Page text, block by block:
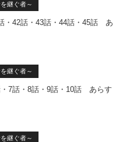
継ぐ者～
・42話・43話・44話・45話 あ
継ぐ者～
7話・8話・9話・10話 あらす
継ぐ者～